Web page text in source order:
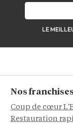
LE
Nos franchises
Coup de cœur
Restauration